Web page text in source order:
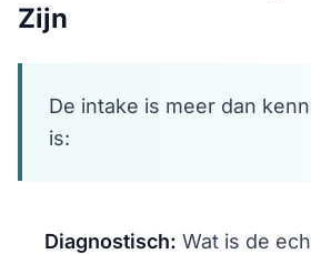
Zijn
De intake is meer dan
is:
Diagnostisch: Wat is de